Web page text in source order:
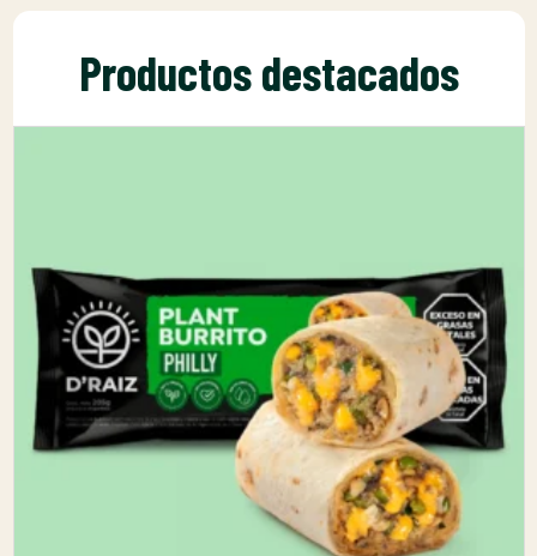
Productos destacados